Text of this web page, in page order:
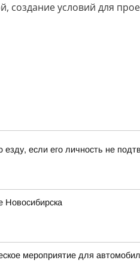
условий для
если его личность не
Новосибирска
мероприятие для